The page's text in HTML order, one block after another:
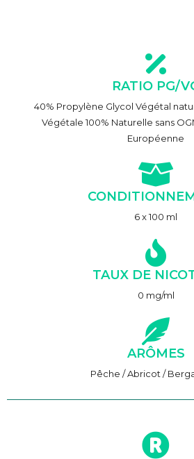
RATIO PG/
40% Propylène Glycol Végétal
Végétale 100% Naturelle sans
Européenne
6 x 100 ml
TAUX DE
0 mg/ml
ARÔMES
Pêche / Abricot /